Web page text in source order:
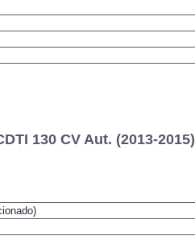
130 CV Aut. (2013-